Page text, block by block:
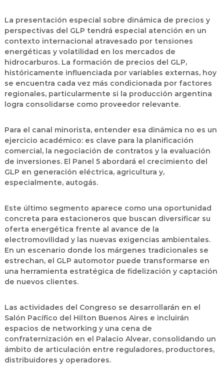
La presentación especial sobre dinámica de precios y
perspectivas del GLP tendrá especial atención en un
contexto internacional atravesado por tensiones
energéticas y volatilidad en los mercados de
hidrocarburos. La formación de precios del GLP,
históricamente influenciada por variables externas, hoy
se encuentra cada vez más condicionada por factores
regionales, particularmente si la producción argentina
logra consolidarse como proveedor relevante.
Para el canal minorista, entender esa dinámica no es un
ejercicio académico: es clave para la planificación
comercial, la negociación de contratos y la evaluación
de inversiones. El Panel 5abordará el crecimiento del
GLP en generación eléctrica, agricultura y,
especialmente, autogás.
Este último segmento aparece como una oportunidad
concreta para estacioneros que buscan diversificar su
oferta energética frente al avance de la
electromovilidad y las nuevas exigencias ambientales.
En un escenario donde los márgenes tradicionales se
estrechan, el GLP automotor puede transformarse en
una herramienta estratégica de fidelización y captación
de nuevos clientes.
Las actividades del Congreso se desarrollarán en el
Salón Pacífico del Hilton Buenos Aires e incluirán
espacios de networking y una cena de
confraternización en el Palacio Alvear, consolidando un
ámbito de articulación entre reguladores, productores,
distribuidores y operadores.